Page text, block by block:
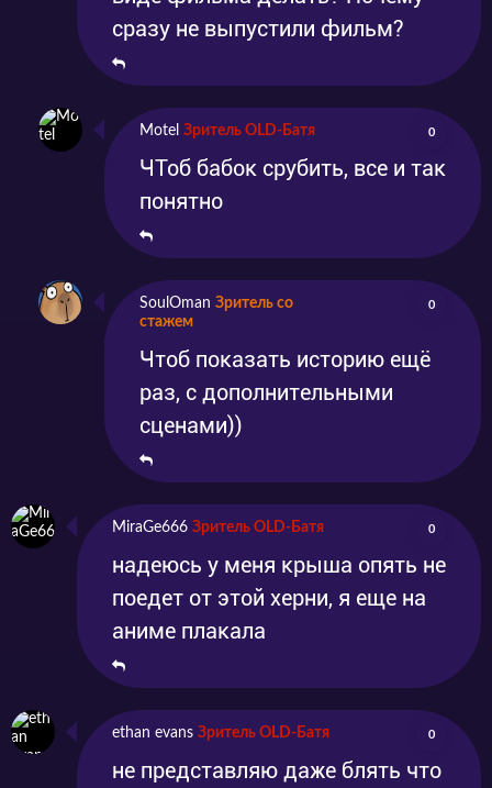
сразу не выпустили фильм?
Motel Зритель OLD-Батя 0
ЧТоб бабок срубить, все и так
понятно
SoulOman Зритель со
стажем
0
Чтоб показать историю ещё
раз, с дополнительными
сценами))
MiraGe666 Зритель OLD-Батя 0
надеюсь у меня крыша опять не
поедет от этой херни, я еще на
аниме плакала
ethan evans Зритель OLD-Батя 0
не представляю даже блять что